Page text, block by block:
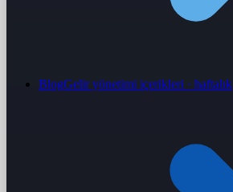
BlogGelir yönetimi içerikleri · haftalık